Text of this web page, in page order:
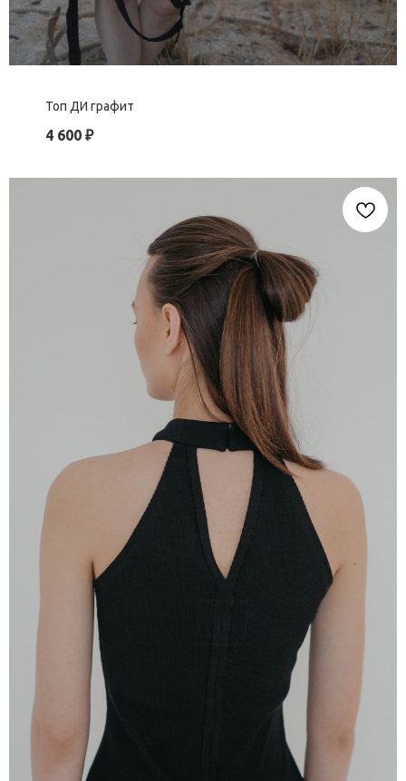
Топ ДИ графит
4 600 ₽